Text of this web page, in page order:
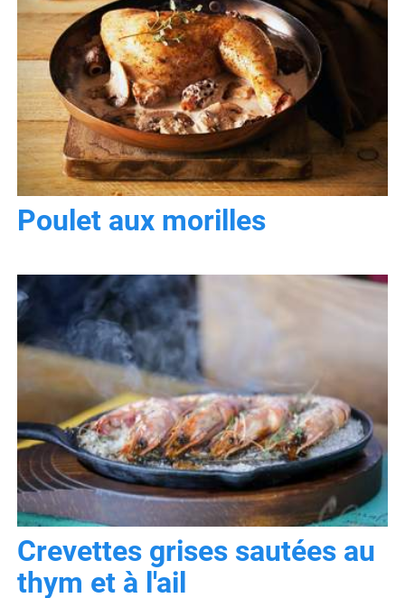
Poulet aux morilles
Crevettes grises sautées au
thym et à l'ail